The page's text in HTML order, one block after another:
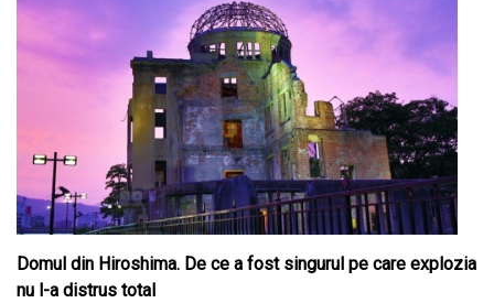
Domul din Hiroshima. De ce a fost singurul pe care explozia
nu l-a distrus total